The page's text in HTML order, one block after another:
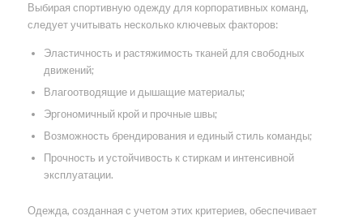
Выбирая спортивную одежду для корпоративных команд,
следует учитывать несколько ключевых факторов:
Эластичность и растяжимость тканей для свободных
движений;
Влагоотводящие и дышащие материалы;
Эргономичный крой и прочные швы;
Возможность брендирования и единый стиль команды;
Прочность и устойчивость к стиркам и интенсивной
эксплуатации.
Одежда, созданная с учетом этих критериев, обеспечивает